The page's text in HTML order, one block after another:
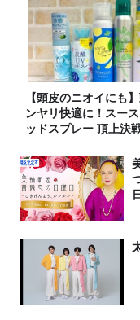
【頭皮のニオイにも
ンヤリ快適に！スー
ッドスプレー 頂上決